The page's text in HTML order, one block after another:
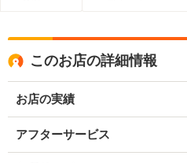
このお店の詳細情報
お店の実績
アフターサービス